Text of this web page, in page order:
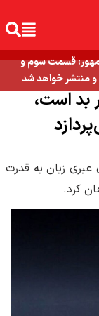
قسمت سوم و
منتشر خواهد شد
بد است،
زبان به قدرت
کرد.